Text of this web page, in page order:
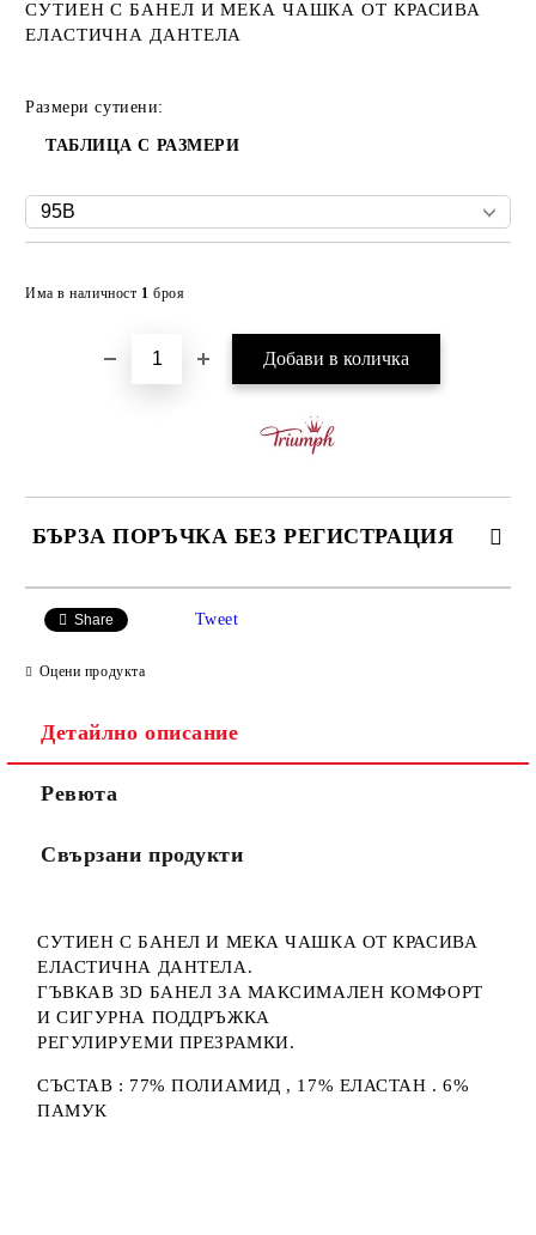
СУТИЕН С БАНЕЛ И МЕКА ЧАШКА ОТ КРАСИВА
ЕЛАСТИЧНА ДАНТЕЛА
Размери сутиени:
ТАБЛИЦА С РАЗМЕРИ
Има в наличност 1 броя
БЪРЗА ПОРЪЧКА БЕЗ РЕГИСТРАЦИЯ
Share Tweet
Оцени продукта
Детайлно описание
Ревюта
Свързани продукти
СУТИЕН С БАНЕЛ И МЕКА ЧАШКА ОТ КРАСИВА
ЕЛАСТИЧНА ДАНТЕЛА.
ГЪВКАВ 3D БАНЕЛ ЗА МАКСИМАЛЕН КОМФОРТ
И СИГУРНА ПОДДРЪЖКА
РЕГУЛИРУЕМИ ПРЕЗРАМКИ.
СЪСТАВ : 77% ПОЛИАМИД , 17% ЕЛАСТАН . 6%
ПАМУК